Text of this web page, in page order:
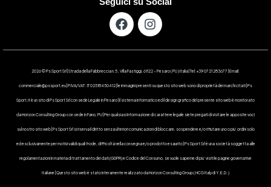
2026 © Ps Sport Srl | Strada della Fabbreccia n.5 , Villa Fastiggi, 61122 – Pesaro ( PU ) Italia | Tel: +39 0721 283677 | Email:
commerciale@pssport.eu | P.IVA/VAT : IT 02518450412 | le immagini presenti su questo sito web sono di proprietà dei marchi citati | Ps
Sport.it è un sito di Ps Sport Srl con sede Legale in Pesaro | Il sistema informatico ed il design grafico del presente sito web è monitorato
da Horizon Consulting Group con sede in Fano, PU | Per qualsiasi informazione di carattere legale siete pregati di visitare le apposite voci
sul nostro sito web | Ps Sport Srl si riserva il diritto senza ulteriori comunicazioni di bloccare, sospendere e/o rifiutare uno o piu’ ordini solo
ed esclusivamente per motivi validi quali frode, difficoltà nella consegna e/o prodotto esaurito | Ps Sport Srl è una società soggetta alle
regolamentazioni in materia di trattamento dei dati (GDPR) e Codice del Consumo, se vuole saperne di piu’ visiti le pagine governative
italiane | Questo sito web è stato interamente realizzato da Horizon Consulting Group ( HCG Italy di Y.E.D. )